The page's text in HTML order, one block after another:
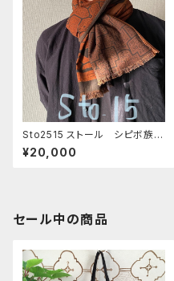
Sto2515 ストール シピボ族の
泥染め 奄美の泥染めコラボ 1
60x40
¥20,000
セール中の商品